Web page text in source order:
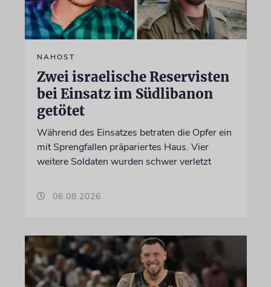
NAHOST
Zwei israelische Reservisten
bei Einsatz im Südlibanon
getötet
Während des Einsatzes betraten die Opfer ein
mit Sprengfallen präpariertes Haus. Vier
weitere Soldaten wurden schwer verletzt
06.08.2026